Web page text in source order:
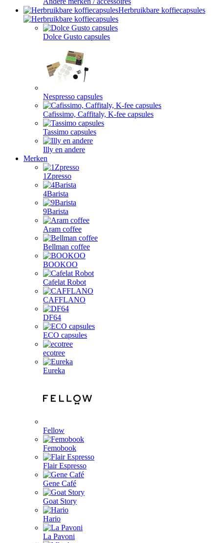
Herbruikbare koffiecapsules
Dolce Gusto capsules
Nespresso capsules
Cafissimo, Caffitaly, K-fee capsules
Tassimo capsules
Illy en andere
Merken
1Zpresso
4Barista
9Barista
Aram coffee
Bellman coffee
BOOKOO
Cafelat Robot
CAFFLANO
DF64
ECO capsules
ecotree
Eureka
Fellow
Femobook
Flair Espresso
Gene Café
Goat Story
Hario
La Pavoni